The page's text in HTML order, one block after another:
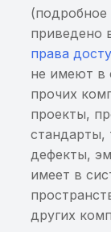
Автоочистка
Обновление
Перезагрузка
без
Интеграции
Настройка
мониторинга
(подробное
приведено
права
не имеют в
прочих
проекты,
стандарты,
дефекты,
имеет в
других